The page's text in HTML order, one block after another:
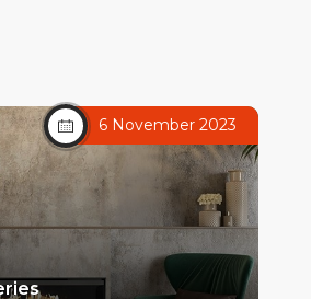
6 November 2023